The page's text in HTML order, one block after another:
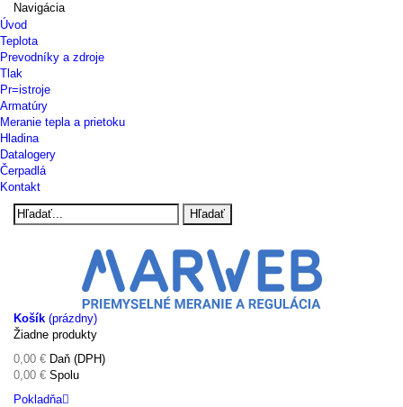
Navigácia
Úvod
Teplota
Prevodníky a zdroje
Tlak
Pr=istroje
Armatúry
Meranie tepla a prietoku
Hladina
Datalogery
Čerpadlá
Kontakt
Hľadať
Košík (prázdny)
Žiadne produkty
0,00 € Daň (DPH)
0,00 € Spolu
Pokladňa